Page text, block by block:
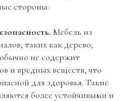
стороны:
Мебель из
таких как дерево,
не содержит
и вредных веществ, что
для здоровья. Такие
более устойчивыми и